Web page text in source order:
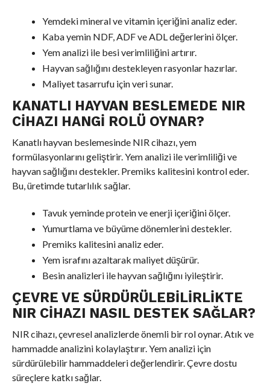
Yemdeki mineral ve vitamin içeriğini analiz eder.
Kaba yemin NDF, ADF ve ADL değerlerini ölçer.
Yem analizi ile besi verimliliğini artırır.
Hayvan sağlığını destekleyen rasyonlar hazırlar.
Maliyet tasarrufu için veri sunar.
KANATLI HAYVAN BESLEMEDE NIR
CIHAZI HANGI ROLÜ OYNAR?
Kanatlı hayvan beslemesinde NIR cihazı, yem
formülasyonlarını geliştirir. Yem analizi ile verimliliği ve
hayvan sağlığını destekler. Premiks kalitesini kontrol eder.
Bu, üretimde tutarlılık sağlar.
Tavuk yeminde protein ve enerji içeriğini ölçer.
Yumurtlama ve büyüme dönemlerini destekler.
Premiks kalitesini analiz eder.
Yem israfını azaltarak maliyet düşürür.
Besin analizleri ile hayvan sağlığını iyileştirir.
ÇEVRE VE SÜRDÜRÜLEBILIRLIKTE
NIR CIHAZI NASIL DESTEK SAĞLAR?
NIR cihazı, çevresel analizlerde önemli bir rol oynar. Atık ve
hammadde analizini kolaylaştırır. Yem analizi için
sürdürülebilir hammaddeleri değerlendirir. Çevre dostu
süreçlere katkı sağlar.